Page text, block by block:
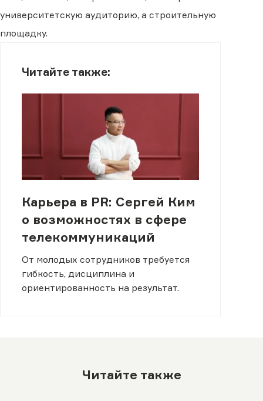
университетскую аудиторию, а строительную
площадку.
Читайте также:
Карьера в PR: Сергей Ким
о возможностях в сфере
телекоммуникаций
От молодых сотрудников требуется
гибкость, дисциплина и
ориентированность на результат.
Читайте также